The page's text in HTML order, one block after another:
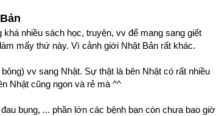
nhiều sách học, truyện, vv để mang sang giết
mấy thứ này. Vì cảnh giới Nhật Bản rất khác.
vv sang Nhật. Sự thật là bên Nhật có rất nhiều
Nhật cũng ngon và rẻ mà ^^
bụng, ... phần lớn các bệnh bạn còn chưa bao giờ